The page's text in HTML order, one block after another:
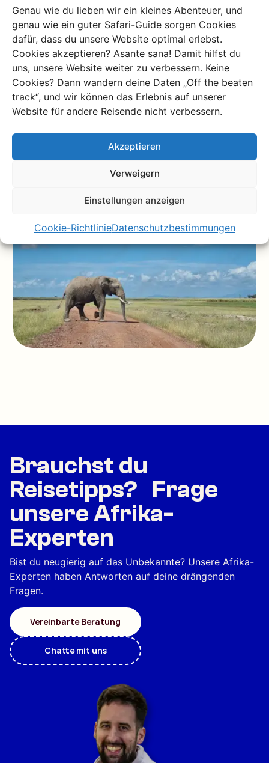
Genau wie du lieben wir ein kleines Abenteuer, und
genau wie ein guter Safari-Guide sorgen Cookies
dafür, dass du unsere Website optimal erlebst.
Cookies akzeptieren? Asante sana! Damit hilfst du
uns, unsere Website weiter zu verbessern. Keine
Cookies? Dann wandern deine Daten „Off the beaten
track“, und wir können das Erlebnis auf unserer
Website für andere Reisende nicht verbessern.
Akzeptieren
Verweigern
Einstellungen anzeigen
Cookie-RichtlinieDatenschutzbestimmungen
Wie war die Leistung
unserer Partner
(Fahrer, Koch,
Reiseführer) während
der Reise?
Sie waren durchweg pünktlich, überaus freundlich und
außergewöhnlich hilfsbereit während unserer
gesamten Reise und jederzeit über WhatsApp
Brauchst du
Reisetipps? Frage
unsere Afrika-
Experten
Bist du neugierig auf das Unbekannte? Unsere Afrika-
Experten haben Antworten auf deine drängenden
Fragen.
Vereinbarte Beratung
Chatte mit uns